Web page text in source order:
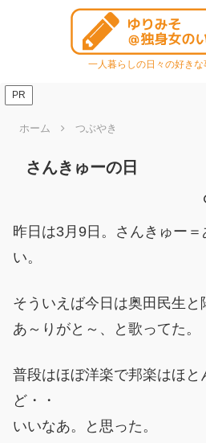
一人暮らしの日々の好きな
PR
ホーム つぶやき
さんきゅーの日
昨日は3月9日。さんきゅー
い。
そういえば今日は奥田民生と
あ～りがと～、と歌ってた。
普段はほぼ洋楽で邦楽はほと
ど・・
いいなあ。と思った。